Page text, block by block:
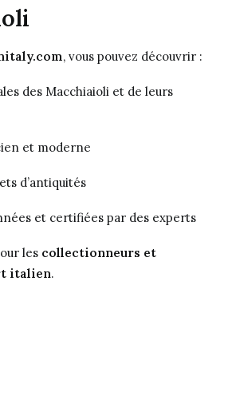
, vous pouvez découvrir :
des Macchiaioli et de leurs
et moderne
d’antiquités
et certifiées par des experts
les collectionneurs et
italien.